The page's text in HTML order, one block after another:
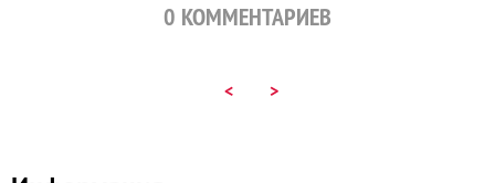
0 КОММЕНТАРИЕВ
< >